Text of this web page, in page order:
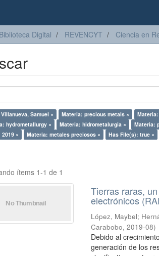
Biblioteca Digital REVENCYT Ciencia en
Samuel × Materia: precious metals ×
hydrometallurgy ×
Materia: hidrometalurgia × Materia:
2019 ×
Materia: metales preciosos × Has File(s): true ×
ítems 1-1 de 1
Tierras raras,
electrónicos
López, Maybel;
Carabobo,2019-08)
Debido al
generación de los